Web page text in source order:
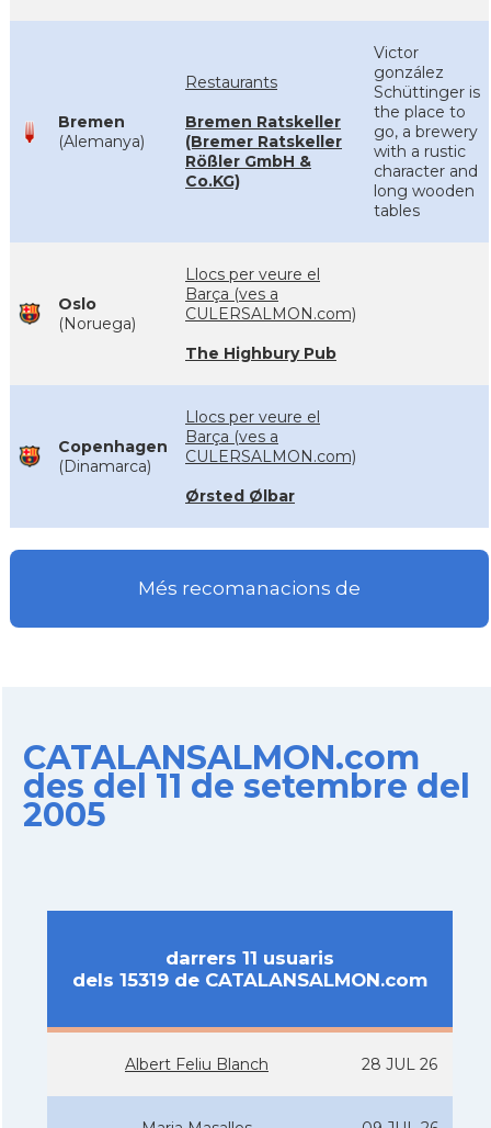
Bremen
(Alemanya)
Restaurants
Bremen Ratskeller
(Bremer Ratskeller
Rößler GmbH &
Co.KG)
Victor
gonzález
Schüttinger is
the place to
go, a brewery
with a rustic
character and
long wooden
tables
Oslo
(Noruega)
Llocs per veure el
Barça (ves a
CULERSALMON.com)
The Highbury Pub
Copenhagen
(Dinamarca)
Llocs per veure el
Barça (ves a
CULERSALMON.com)
Ørsted Ølbar
Més recomanacions de
CATALANSALMON.com
des del 11 de setembre del
2005
darrers 11 usuaris
dels 15319 de CATALANSALMON.com
Albert Feliu Blanch 28 JUL 26